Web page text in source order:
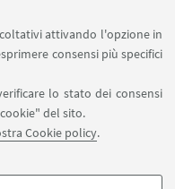
attivando l'opzione in
consensi più specifici
lo stato dei consensi
del sito.
Cookie policy.
SU: